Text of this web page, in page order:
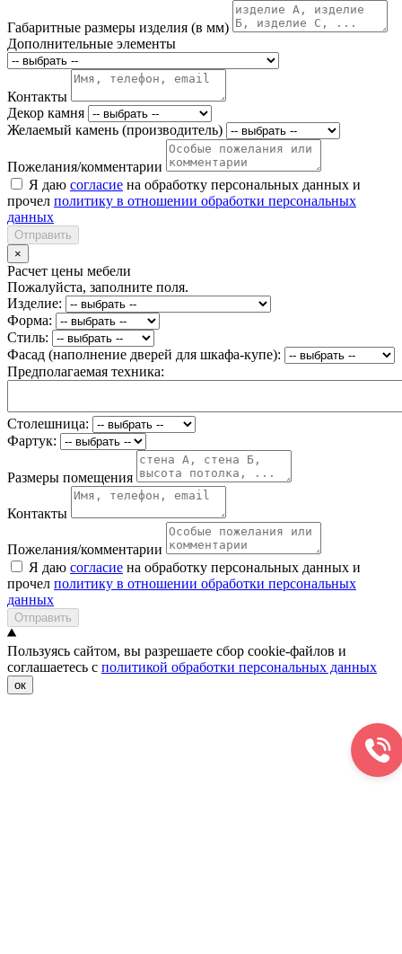
Габаритные размеры изделия (в мм)
Дополнительные элементы
Контакты
Декор камня
Желаемый камень (производитель)
Пожелания/комментарии
Я даю согласие на обработку персональных данных и
прочел политику в отношении обработки персональных
данных
Отправить
×
Расчет цены мебели
Пожалуйста, заполните поля.
Изделие:
Форма:
Стиль:
Фасад (наполнение дверей для шкафа-купе):
Предполагаемая техника:
Столешница:
Фартук:
Размеры помещения
Контакты
Пожелания/комментарии
Я даю согласие на обработку персональных данных и
прочел политику в отношении обработки персональных
данных
Отправить
Пользуясь сайтом, вы разрешаете сбор cookie-файлов и
соглашаетесь с политикой обработки персональных данных
ок